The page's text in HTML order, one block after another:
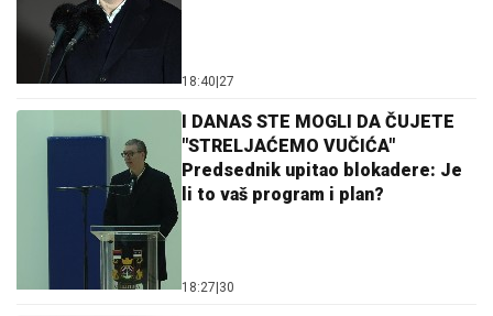
18:40 27
I DANAS STE MOGLI DA ČUJETE
"STRELJAĆEMO VUČIĆA"
Predsednik upitao blokadere: Je
li to vaš program i plan?
18:27 30